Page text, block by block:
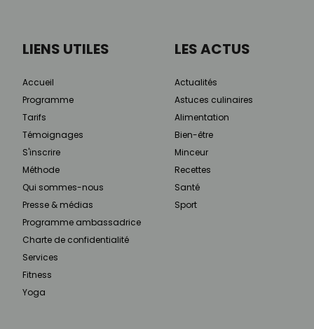
LIENS UTILES
Accueil
Programme
Tarifs
Témoignages
S'inscrire
Méthode
Qui sommes-nous
Presse & médias
Programme ambassadrice
Charte de confidentialité
Services
Fitness
Yoga
LES ACTUS
Actualités
Astuces culinaires
Alimentation
Bien-être
Minceur
Recettes
Santé
Sport